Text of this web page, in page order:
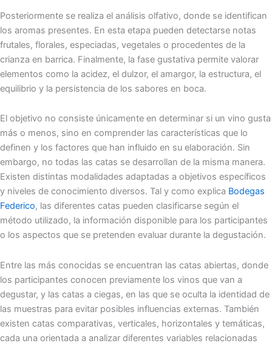
Posteriormente se realiza el análisis olfativo, donde se identifican
los aromas presentes. En esta etapa pueden detectarse notas
frutales, florales, especiadas, vegetales o procedentes de la
crianza en barrica. Finalmente, la fase gustativa permite valorar
elementos como la acidez, el dulzor, el amargor, la estructura, el
equilibrio y la persistencia de los sabores en boca.
El objetivo no consiste únicamente en determinar si un vino gusta
más o menos, sino en comprender las características que lo
definen y los factores que han influido en su elaboración. Sin
embargo, no todas las catas se desarrollan de la misma manera.
Existen distintas modalidades adaptadas a objetivos específicos
y niveles de conocimiento diversos. Tal y como explica Bodegas
Federico, las diferentes catas pueden clasificarse según el
método utilizado, la información disponible para los participantes
o los aspectos que se pretenden evaluar durante la degustación.
Entre las más conocidas se encuentran las catas abiertas, donde
los participantes conocen previamente los vinos que van a
degustar, y las catas a ciegas, en las que se oculta la identidad de
las muestras para evitar posibles influencias externas. También
existen catas comparativas, verticales, horizontales y temáticas,
cada una orientada a analizar diferentes variables relacionadas